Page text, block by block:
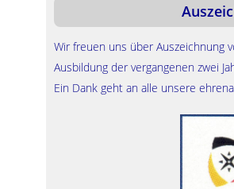
Wir freuen uns über Auszeichnung
Ausbildung der vergangenen zwei
Ein Dank geht an alle unsere